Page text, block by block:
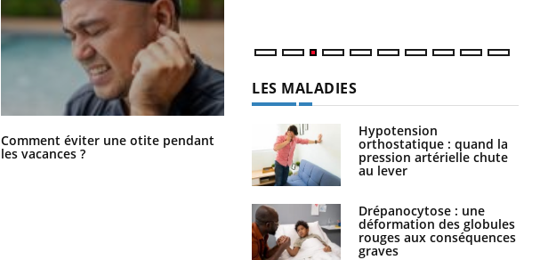
Comment éviter une otite pendant
les vacances ?
Hantavirus : un cas détecté chez un
touriste en France
LES MALADIES
Hypotension
orthostatique : quand la
pression artérielle chute
au lever
Drépanocytose : une
déformation des globules
rouges aux conséquences
graves